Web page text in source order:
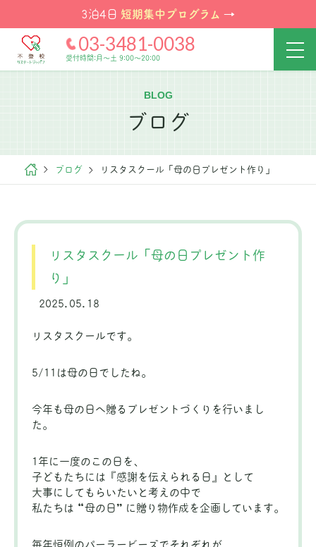
3泊4日 短期集中プログラム →
03-3481-0038
受付時間:月～土 9:00～20:00
BLOG
ブログ
ブログ リスタスクール「母の日プレゼント作り」
リスタスクール「母の日プレゼント作
り」
2025.05.18
リスタスクールです。
5/11は母の日でしたね。
今年も母の日へ贈るプレゼントづくりを行いまし
た。
1年に一度のこの日を、
子どもたちには『感謝を伝えられる日』として
大事にしてもらいたいと考えの中で
私たちは “母の日” に贈り物作成を企画しています。